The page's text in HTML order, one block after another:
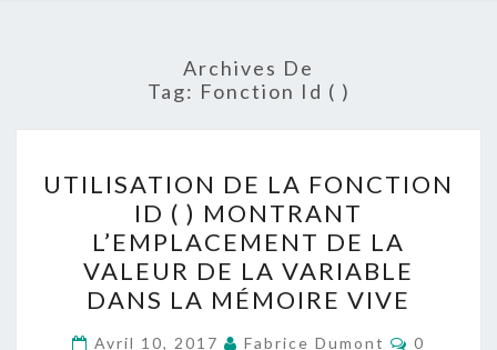
Archives De
Tag: Fonction Id ( )
DE
LA
FONCTION
ID
(
)
UTILISATION DE LA FONCTION
ID ( ) MONTRANT
L’EMPLACEMENT DE LA
VALEUR DE LA VARIABLE
DANS LA MÉMOIRE VIVE
Avril 10, 2017 Fabrice Dumont
0